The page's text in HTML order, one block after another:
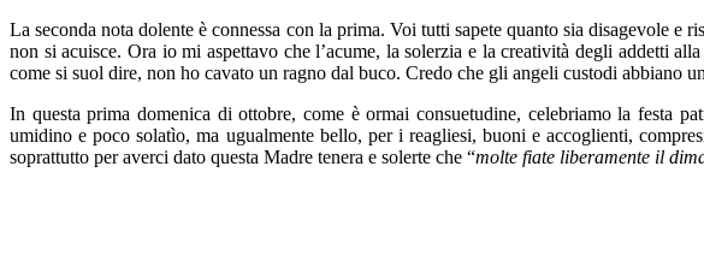
La seconda nota dolente è connessa con la prima. Voi tutti sapete quanto sia disagevole
non si acuisce. Ora io mi aspettavo che l’acume, la solerzia e la creatività degli addetti
come si suol dire, non ho cavato un ragno dal buco. Credo che gli angeli custodi abbiano
In questa prima domenica di ottobre, come è ormai consuetudine, celebriamo la festa
umidino e poco solatìo, ma ugualmente bello, per i reagliesi, buoni e accoglienti,
soprattutto per averci dato questa Madre tenera e solerte che “molte fiate liberamente il